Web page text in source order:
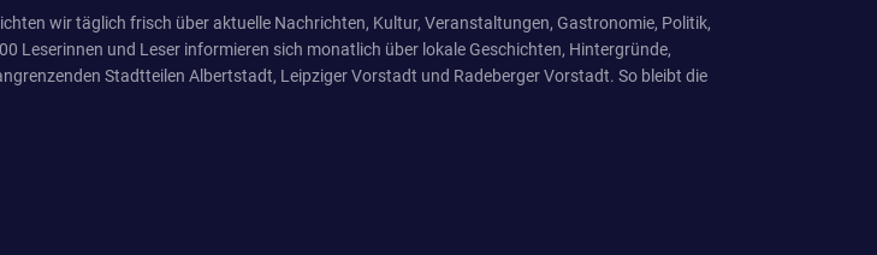
wir täglich frisch über aktuelle Nachrichten, Kultur, Veranstaltungen, Gastronomie, Politik,
Leserinnen und Leser informieren sich monatlich über lokale Geschichten, Hintergründe,
Stadtteilen Albertstadt, Leipziger Vorstadt und Radeberger Vorstadt. So bleibt die